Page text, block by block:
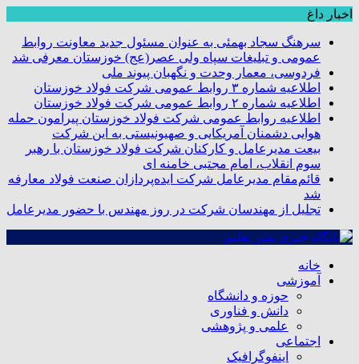
اخبار داغ
سرهنگ سجاد بهمئی به عنوان مسئول جدید معاونت روابط
عمومی و تبلیغات سپاه ولی عصر(عج) خوزستان معرفی شد
فردوسی، معمار وحدت و نگهبان پیوند ملی
اطلاعیه شماره ۳ روابط عمومی شرکت فولاد خوزستان
اطلاعیه شماره ۲ روابط عمومی شرکت فولاد خوزستان
اطلاعیه روابط عمومی شرکت فولاد خوزستان پیرامون حمله
هوایی دشمنان آمریکایی و صهیونیستی به این شرکت
بیعت مدیرعامل و کارکنان شرکت فولاد خوزستان با رهبر
سوم انقلاب، امام مجتبی خامنه ای
قائم‌مقام مدیرعامل شرکت ایده‌پردازان صنعت فولاد معارفه
شد
تجلیل از مهندسان شرکت در روز مهندس با حضور مدیرعامل
خانه
آموزشی
حوزه و دانشگاه
دانش و فناوری
علمی و پژوهشی
اجتماعی
اینفوگرافیک